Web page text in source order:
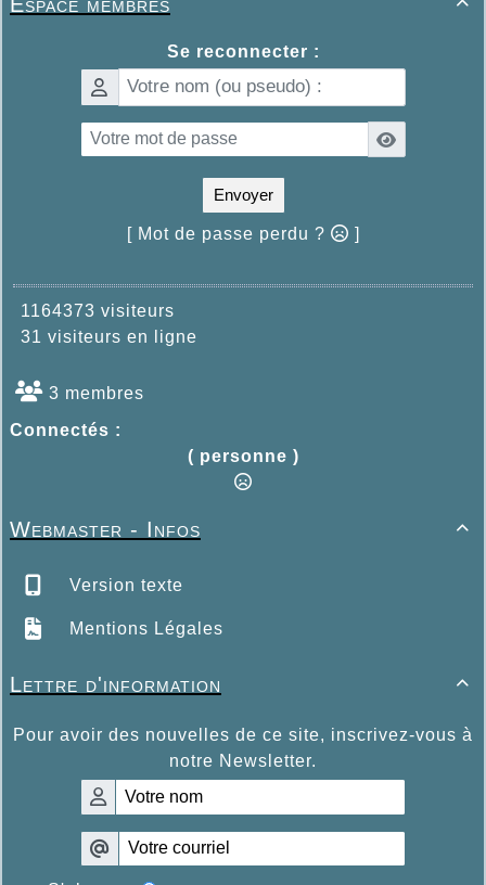
Se reconnecter :
Envoyer
[ Mot de passe perdu ? ]
1164373 visiteurs
31 visiteurs en ligne
3 membres
Connectés :
( personne )

Webmaster - Infos
Version texte
Mentions Légales

Lettre d'information
Pour avoir des nouvelles de ce site, inscrivez-vous à
notre Newsletter.